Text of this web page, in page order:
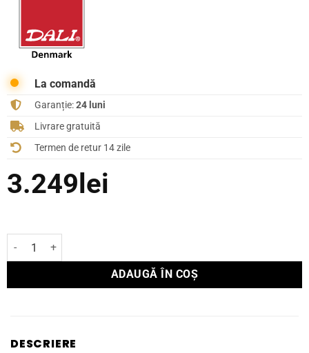
La comandă
Garanție:24 luni
Livrare gratuită
Termen de retur 14 zile
3.249 lei
Cantitate Subwoofer activ Dali SUB E-9 F Negru
ADAUGĂ ÎN COȘ
DESCRIERE